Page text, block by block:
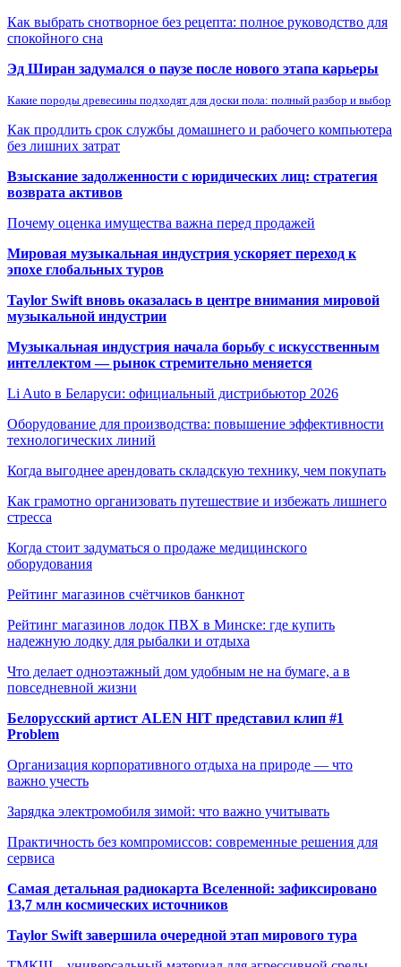
Как выбрать снотворное без рецепта: полное руководство для
спокойного сна
Эд Ширан задумался о паузе после нового этапа карьеры
Какие породы древесины подходят для доски пола: полный разбор и выбор
Как продлить срок службы домашнего и рабочего компьютера
без лишних затрат
Взыскание задолженности с юридических лиц: стратегия
возврата активов
Почему оценка имущества важна перед продажей
Мировая музыкальная индустрия ускоряет переход к
эпохе глобальных туров
Taylor Swift вновь оказалась в центре внимания мировой
музыкальной индустрии
Музыкальная индустрия начала борьбу с искусственным
интеллектом — рынок стремительно меняется
Li Auto в Беларуси: официальный дистрибьютор 2026
Оборудование для производства: повышение эффективности
технологических линий
Когда выгоднее арендовать складскую технику, чем покупать
Как грамотно организовать путешествие и избежать лишнего
стресса
Когда стоит задуматься о продаже медицинского
оборудования
Рейтинг магазинов счётчиков банкнот
Рейтинг магазинов лодок ПВХ в Минске: где купить
надежную лодку для рыбалки и отдыха
Что делает одноэтажный дом удобным не на бумаге, а в
повседневной жизни
Белорусский артист ALEN HIT представил клип #1
Problem
Организация корпоративного отдыха на природе — что
важно учесть
Зарядка электромобиля зимой: что важно учитывать
Практичность без компромиссов: современные решения для
сервиса
Самая детальная радиокарта Вселенной: зафиксировано
13,7 млн космических источников
Taylor Swift завершила очередной этап мирового тура